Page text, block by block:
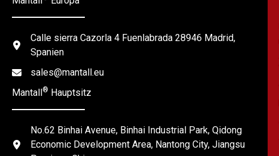
Calle sierra Cazorla 4 Fuenlabrada 28946 Madrid,
Spanien
sales@mantall.eu
Mantall® Hauptsitz
No.62 Binhai Avenue, Binhai Industrial Park, Qidong
Economic Development Area, Nantong City, Jiangsu